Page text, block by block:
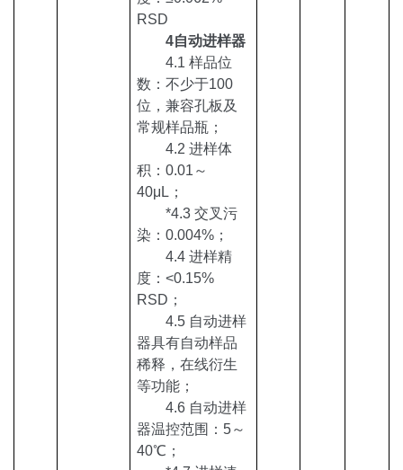
RSD
4自动进样器
4.1 样品位
数：不少于100
位，兼容孔板及
常规样品瓶；
4.2 进样体
积：0.01～
40μL；
*4.3 交叉污
染：0.004%；
4.4 进样精
度：<0.15%
RSD；
4.5 自动进样
器具有自动样品
稀释，在线衍生
等功能；
4.6 自动进样
器温控范围：5～
40℃ ；